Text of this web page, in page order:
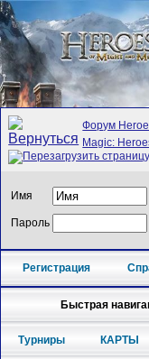
Форум
Magic:
Имя
Пароль
Регистрация
Быстрая
Турниры КАРТЫ